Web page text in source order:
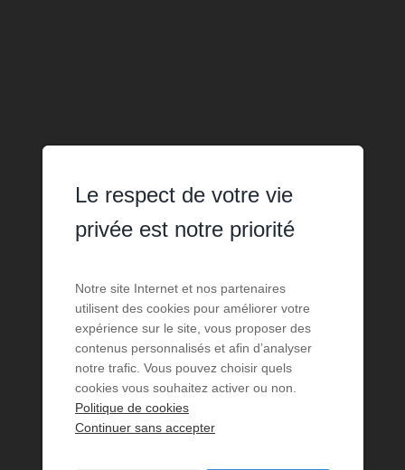
Le respect de votre vie
privée est notre priorité
Notre site Internet et nos partenaires
utilisent des cookies pour améliorer votre
expérience sur le site, vous proposer des
contenus personnalisés et afin d’analyser
notre trafic. Vous pouvez choisir quels
cookies vous souhaitez activer ou non.
Politique de cookies
Continuer sans accepter